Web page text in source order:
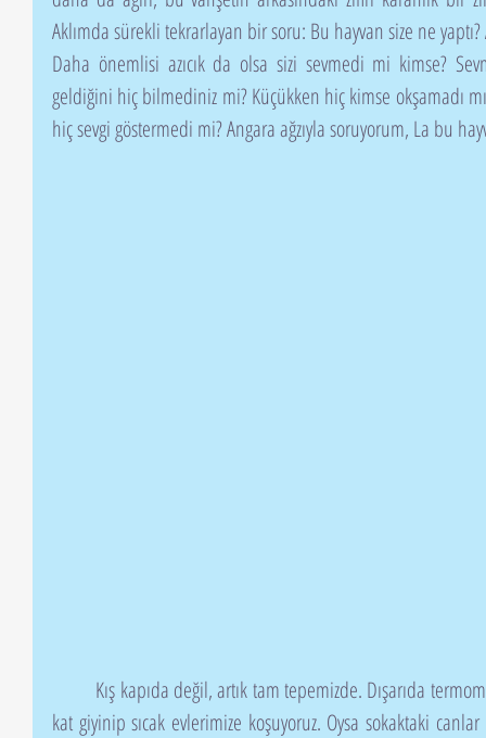
Aklımda sürekli tekrarlayan bir soru: Bu hayvan size ne yaptı?
Daha önemlisi azıcık da olsa sizi sevmedi mi kimse?
geldiğini hiç bilmediniz mi? Küçükken hiç kimse okşamadı mı
hiç sevgi göstermedi mi? Angara ağzıyla soruyorum, La bu
kat giyinip sıcak evlerimize koşuyoruz. Oysa sokaktaki